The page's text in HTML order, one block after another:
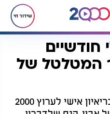
שידור חי
סדרות הדיגיטל של ערוץ 2000
הדרך חזרה הביתה
חודשיים
המטלטל של
טום קשתי פותח את הלב בריאיון אישי לערוץ 2000